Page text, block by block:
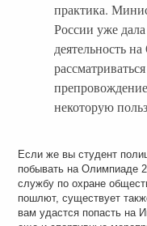
практика.
России уже
деятельность
некоторую
Если же вы студент
побывать на Олимпиаде
службу по охране
пошлют, существует
вам удастся попасть на